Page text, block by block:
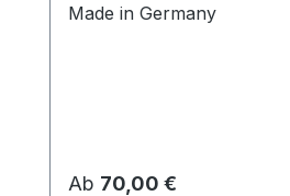
Made in Germany
Regulärer Preis:
Ab 70,00 €